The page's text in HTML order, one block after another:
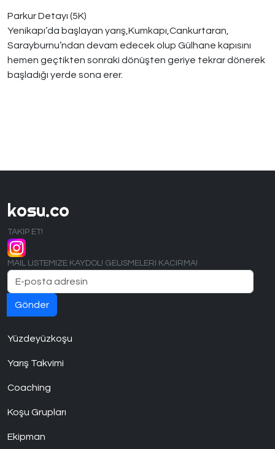
Parkur Detayı (5K)
Yenikapı’da başlayan yarış,Kumkapı,Cankurtaran,
Sarayburnu’ndan devam edecek olup Gülhane kapısını
hemen geçtikten sonraki dönüşten geriye tekrar dönerek
başladığı yerde sona erer.
kosu.co
TAKIP ET!
MAIL LISTEMIZE KAYDOL! GELISMELERI KACIRMA!
Yüzdeyüzkoşu
Yarış Takvimi
Coaching
Koşu Grupları
Ekipman